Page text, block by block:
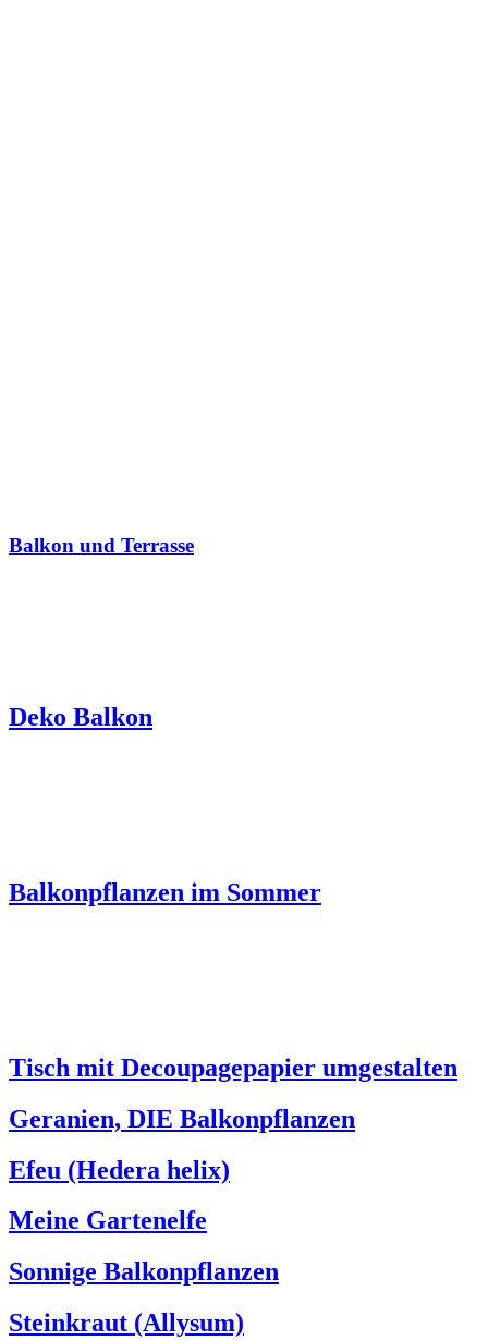
Balkon und Terrasse
Deko Balkon
Balkonpflanzen im Sommer
Tisch mit Decoupagepapier umgestalten
Geranien, DIE Balkonpflanzen
Efeu (Hedera helix)
Meine Gartenelfe
Sonnige Balkonpflanzen
Steinkraut (Allysum)